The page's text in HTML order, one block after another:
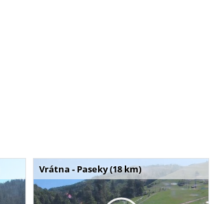
Vrátna - Paseky (18 km)